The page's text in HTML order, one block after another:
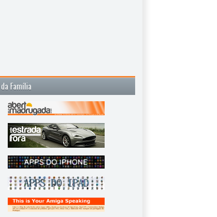
Família